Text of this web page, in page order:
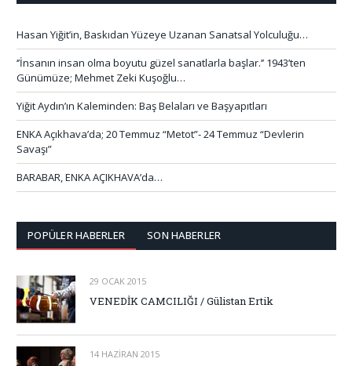
Hasan Yiğit’in, Baskıdan Yüzeye Uzanan Sanatsal Yolculuğu…
‘’İnsanın insan olma boyutu güzel sanatlarla başlar.’’ 1943’ten
Günümüze; Mehmet Zeki Kuşoğlu…
Yiğit Aydın’ın Kaleminden: Baş Belaları ve Başyapıtları
ENKA Açıkhava’da; 20 Temmuz “Metot”- 24 Temmuz “Devlerin
Savaşı”
BARABAR, ENKA AÇIKHAVA’da…
POPÜLER HABERLER SON HABERLER
29 OCAK 2015
VENEDİK CAMCILIĞI / Gülistan Ertik
14 HAZIRAN 2015